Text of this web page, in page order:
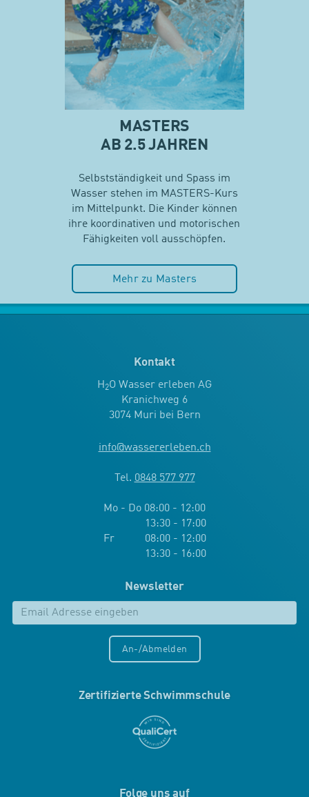
MASTERS
AB 2.5 JAHREN
Selbstständigkeit und Spass im
Wasser stehen im MASTERS-Kurs
im Mittelpunkt. Die Kinder können
ihre koordinativen und motorischen
Fähigkeiten voll ausschöpfen.
Mehr zu Masters
Kontakt
H2O Wasser erleben AG
Kranichweg 6
3074 Muri bei Bern
info@wassererleben.ch
Tel. 0848 577 977
Mo - Do 08:00 - 12:00
13:30 - 17:00
Fr 08:00 - 12:00
13:30 - 16:00
Newsletter
An-/Abmelden
Zertifizierte Schwimmschule
Folge uns auf